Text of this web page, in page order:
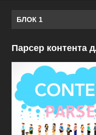
БЛОК 1
Парсер контента